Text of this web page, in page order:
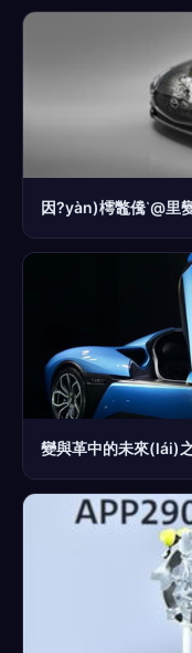
因?yàn)樗鼈儯@里
變與革中的未來(lái)